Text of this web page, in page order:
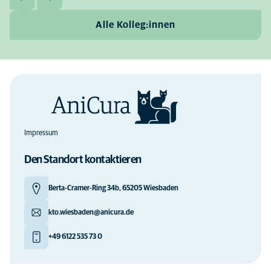
Alle Kolleg:innen
Impressum
Den Standort kontaktieren
Berta-Cramer-Ring 34b, 65205 Wiesbaden
kto.wiesbaden@anicura.de
+49 6122 535 73 0